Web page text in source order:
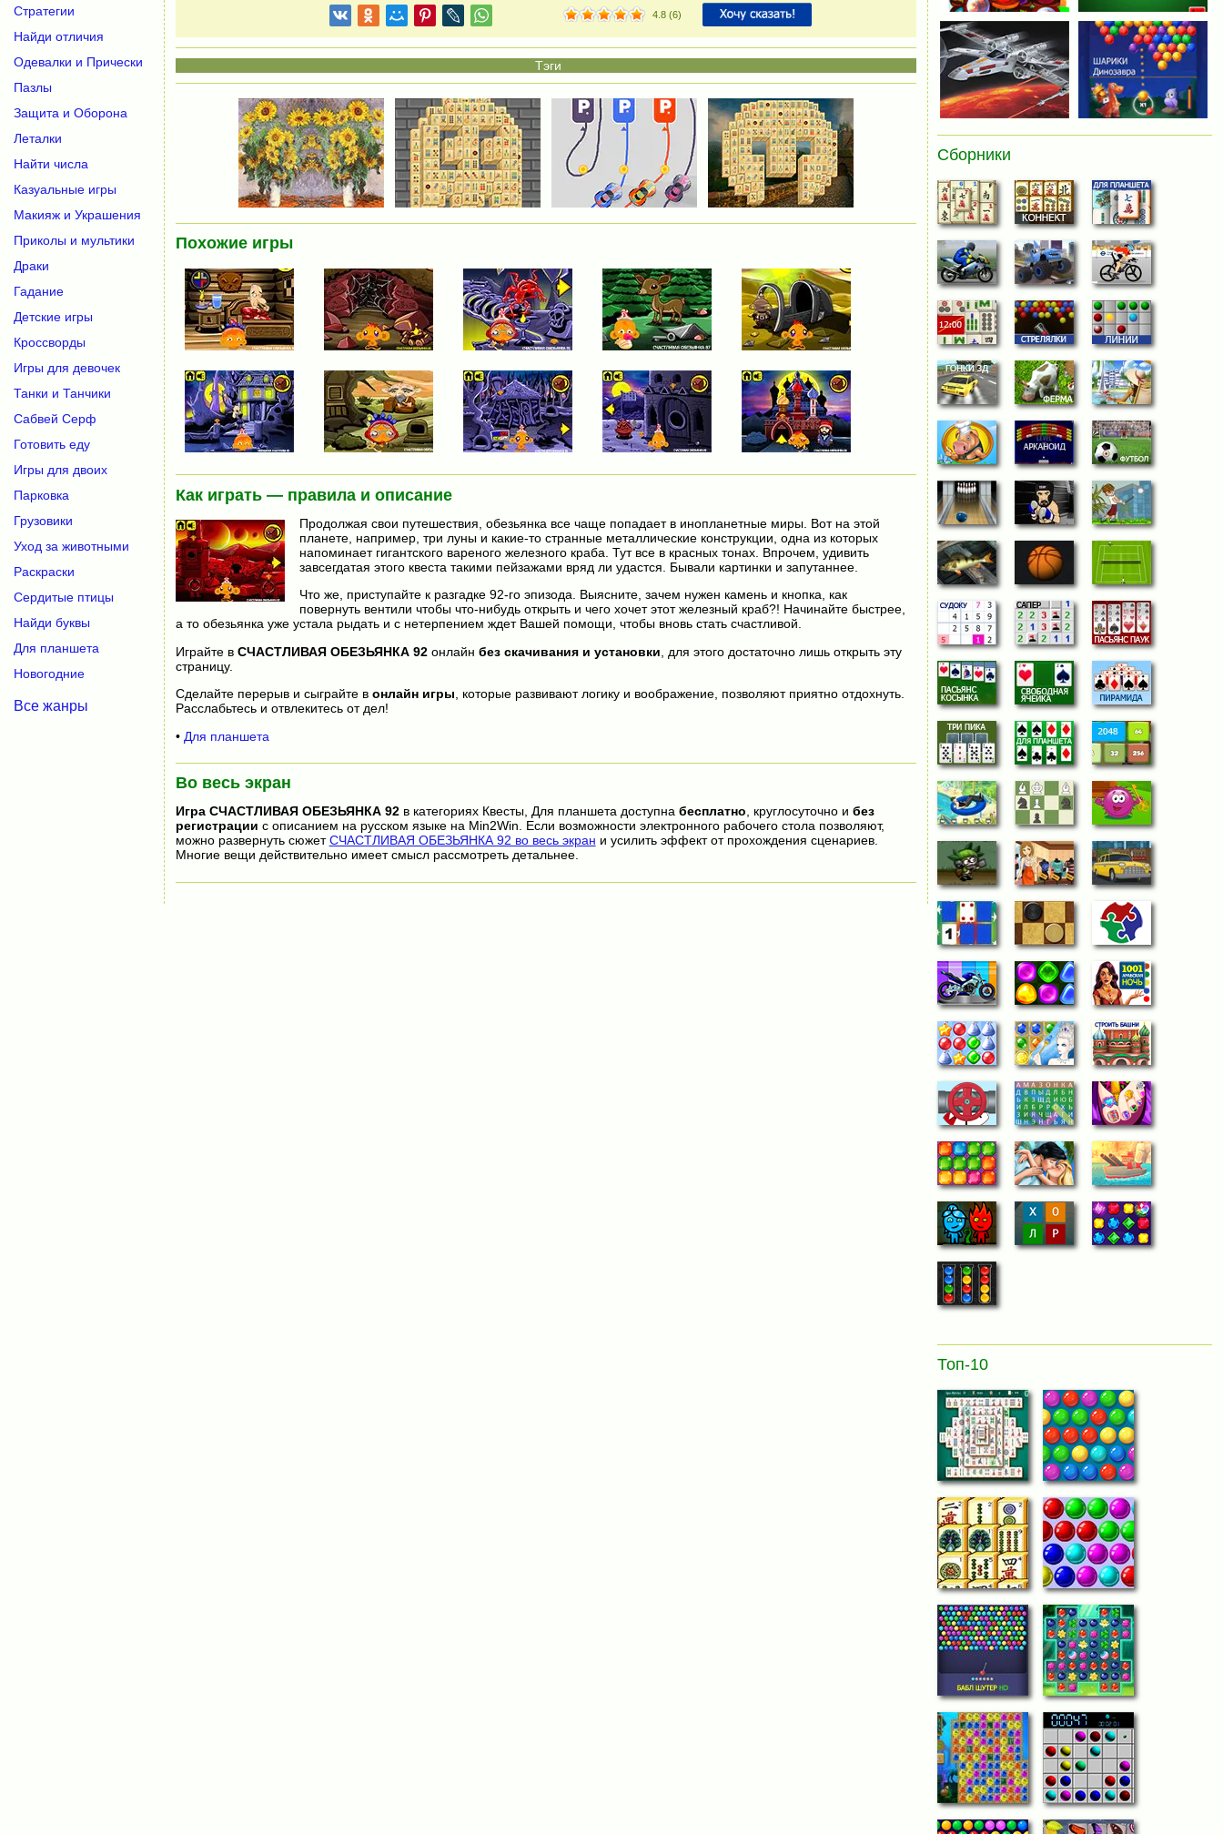
4.8 (6)
Похожие игры
Как играть — правила и описание
Продолжая свои путешествия, обезьянка все чаще попадает в инопланетные миры. Вот на этой
планете, например, три луны и какие-то странные металлические конструкции, одна из которых
напоминает гигантского вареного железного краба. Тут все в красных тонах. Впрочем, удивить
завсегдатая этого квеста такими пейзажами вряд ли удастся. Бывали картинки и запутаннее.
Что же, приступайте к разгадке 92-го эпизода. Выясните, зачем нужен камень и кнопка, как
повернуть вентили чтобы что-нибудь открыть и чего хочет этот железный краб?! Начинайте быстрее,
а то обезьянка уже устала рыдать и с нетерпением ждет Вашей помощи, чтобы вновь стать счастливой.
Играйте в СЧАСТЛИВАЯ ОБЕЗЬЯНКА 92онлайн без скачивания и установки , для этого достаточно лишь открыть эту
страницу.
Сделайте перерыв и сыграйте в онлайн игры , которые развивают логику и воображение, позволяют приятно отдохнуть.
Расслабьтесь и отвлекитесь от дел!
• Для планшета
Во весь экран
Игра СЧАСТЛИВАЯ ОБЕЗЬЯНКА 92в категориях Квесты, Для планшета доступна бесплатно, круглосуточно и без
регистрации с описанием на русском языке на Min2Win. Если возможности электронного рабочего стола позволяют,
можно развернуть сюжетСЧАСТЛИВАЯ ОБЕЗЬЯНКА 92 во весь экран и усилить эффект от прохождения сценариев.
Многие вещи действительно имеет смысл рассмотреть детальнее.
Стратегии
Найди отличия
Одевалки и Прически
Пазлы
Защита и Оборона
Леталки
Найти числа
Казуальные игры
Макияж и Украшения
Приколы и мультики
Драки
Гадание
Детские игры
Кроссворды
Игры для девочек
Танки и Танчики
Сабвей Серф
Готовить еду
Игры для двоих
Парковка
Грузовики
Уход за животными
Раскраски
Сердитые птицы
Найди буквы
Для планшета
Новогодние
Все жанры
Сборники
Топ-10